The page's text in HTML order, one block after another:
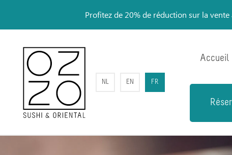
Profitez de 20% de réduction sur la
NL EN FR
Accueil